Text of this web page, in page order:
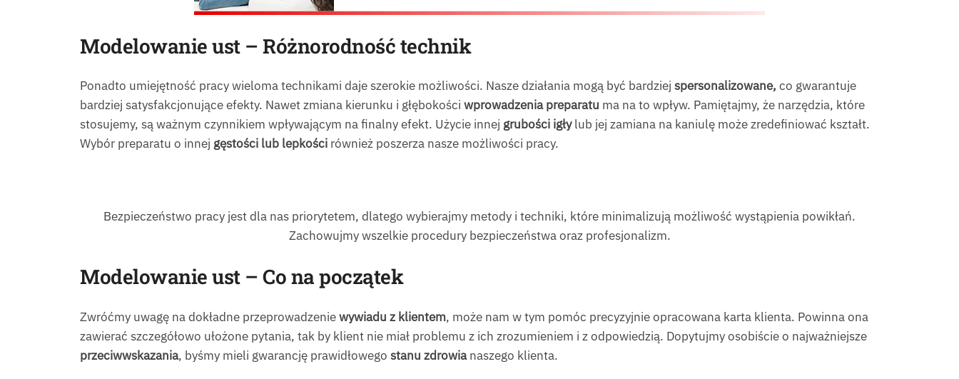
Modelowanie ust – Różnorodność technik
Ponadto umiejętność pracy wieloma technikami daje szerokie możliwości. Nasze działania mogą być bardziej spersonalizowane, co gwarantuje
bardziej satysfakcjonujące efekty. Nawet zmiana kierunku i głębokości wprowadzenia preparatu ma na to wpływ. Pamiętajmy, że narzędzia, które
stosujemy, są ważnym czynnikiem wpływającym na finalny efekt. Użycie innej grubości igłylub jej zamiana na kaniulę może zredefiniować kształt.
Wybór preparatu o innej gęstości lub lepkości również poszerza nasze możliwości pracy.
Bezpieczeństwo pracy jest dla nas priorytetem, dlatego wybierajmy metody i techniki, które minimalizują możliwość wystąpienia powikłań.
Zachowujmy wszelkie procedury bezpieczeństwa oraz profesjonalizm.
Modelowanie ust – Co na początek
Zwróćmy uwagę na dokładne przeprowadzeniewywiadu z klientem, może nam w tym pomóc precyzyjnie opracowana karta klienta. Powinna ona
zawierać szczegółowo ułożone pytania, tak by klient nie miał problemu z ich zrozumieniem i z odpowiedzią. Dopytujmy osobiście o najważniejsze
przeciwwskazania, byśmy mieli gwarancję prawidłowego stanu zdrowianaszego klienta.